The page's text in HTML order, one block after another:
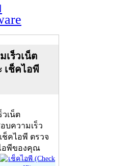
เร็วเน็ต
เช็คไอพี
วเน็ต
อบความเร็ว
ช็คไอพี ตรวจ
อพีของคุณ